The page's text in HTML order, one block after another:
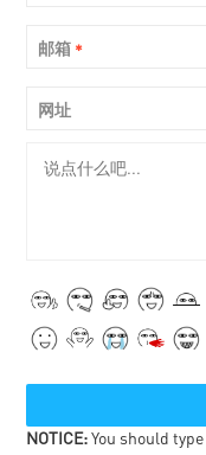
邮箱 *
网址
NOTICE:You should